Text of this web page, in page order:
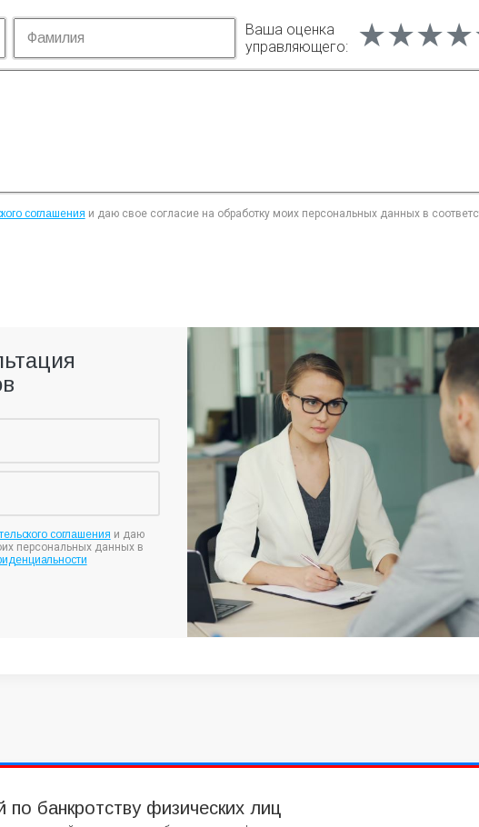
Ваша оценка
управляющего:
соглашения и даю свое согласие на обработку моих персональных данных в
соглашения и даю
персональных данных в
по банкротству физических лиц